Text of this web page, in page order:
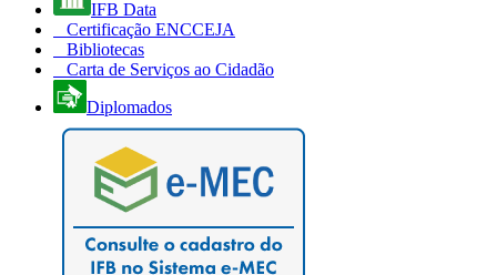
IFB Data
Certificação ENCCEJA
Bibliotecas
Carta de Serviços ao Cidadão
Diplomados